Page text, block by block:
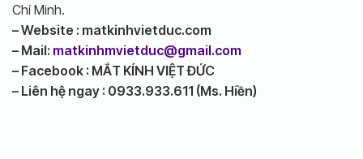
Chí Minh.
– Website : matkinhvietduc.com
– Mail: matkinhmvietduc@gmail.com
– Facebook : MẮT KÍNH VIỆT ĐỨC
– Liên hệ ngay : 0933.933.611 (Ms. Hiền)